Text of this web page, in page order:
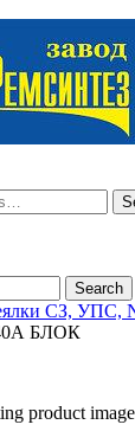
Search
СЗ, УПС,
БЛОК